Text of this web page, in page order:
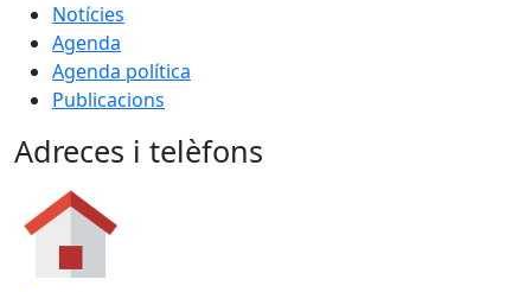
Notícies
Agenda
Agenda política
Publicacions
Adreces i telèfons